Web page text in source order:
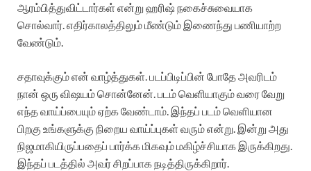
ஆரம்பித்துவிட்டார்கள் என்று ஹரிஷ் நகைச்சுவையாக
சொல்வார். எதிர்காலத்திலும் மீண்டும் இணைந்து பணியாற்ற
வேண்டும்.
சதாவுக்கும் என் வாழ்த்துகள். படப்பிடிப்பின் போதே அவரிடம்
நான் ஒரு விஷயம் சொன்னேன். படம் வெளியாகும் வரை வேறு
எந்த வாய்ப்பையும் ஏற்க வேண்டாம். இந்தப் படம் வெளியான
பிறகு உங்களுக்கு நிறைய வாய்ப்புகள் வரும் என்று. இன்று அது
நிஜமாகியிருப்பதைப் பார்க்க மிகவும் மகிழ்ச்சியாக இருக்கிறது.
இந்தப் படத்தில் அவர் சிறப்பாக நடித்திருக்கிறார்.